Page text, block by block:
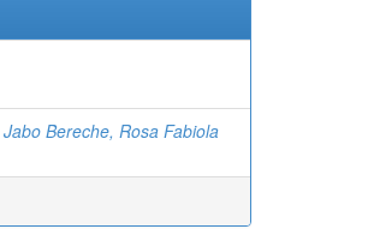
Jabo Bereche, Rosa Fabiola